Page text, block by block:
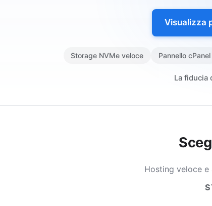
Visualizza
Storage NVMe veloce Pannello cPanel
La fiducia
Hosting veloce